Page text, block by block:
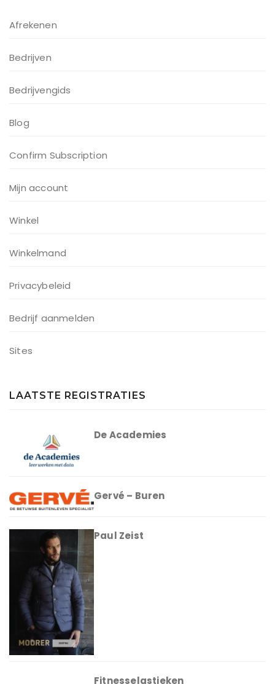
Afrekenen
Bedrijven
Bedrijvengids
Blog
Confirm Subscription
Mijn account
Winkel
Winkelmand
Privacybeleid
Bedrijf aanmelden
Sites
LAATSTE REGISTRATIES
De Academies
Gervé – Buren
Paul Zeist
Fitnesselastieken